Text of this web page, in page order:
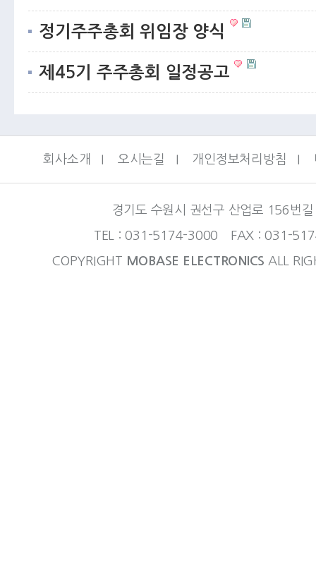
정기주주총회 위임장 양식
제45기 주주총회 일정공고
회사소개 I 오시는길 I 개인정보처리방침 I
경기도 수원시 권선구 산업로 156번
TEL : 031-5174-3000 FAX : 031-
COPYRIGHT MOBASE ELECTRONICS ALL